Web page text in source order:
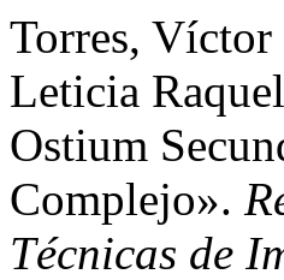
Torres,
Leticia
Ostium
Complejo».
Técnicas de